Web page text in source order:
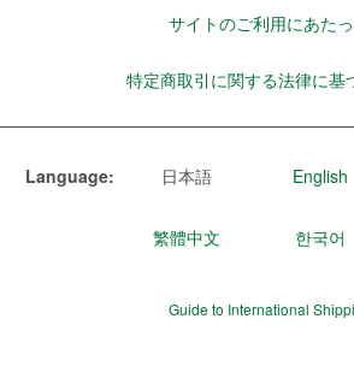
サイトのご利用にあた
特定商取引に関する法律に基
Language: 日本語 English
繁體中文 한국어
Guide to International